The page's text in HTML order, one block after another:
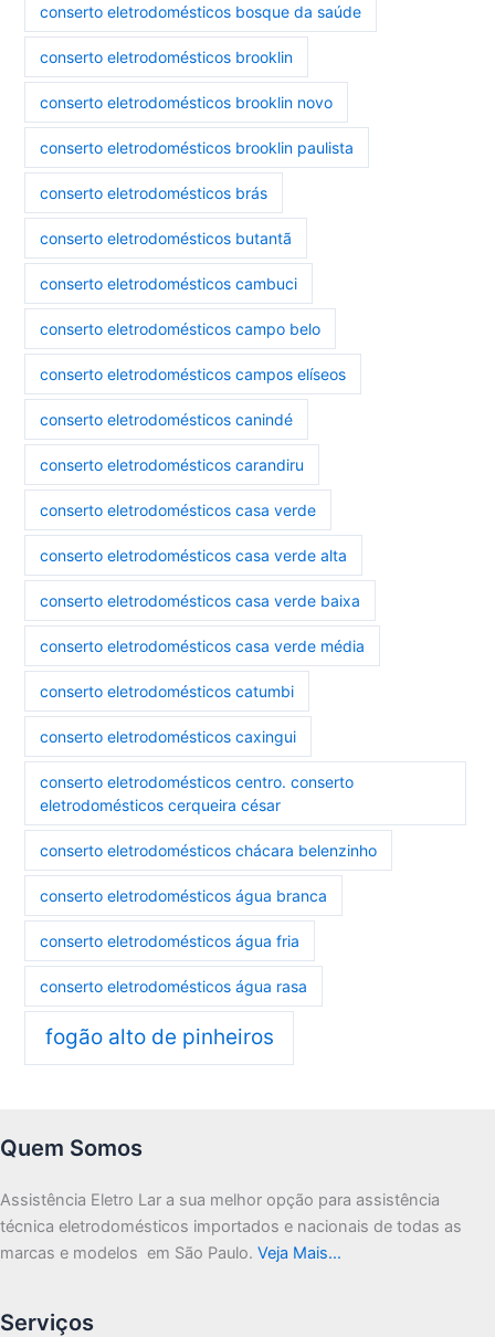
conserto eletrodomésticos bosque da saúde
conserto eletrodomésticos brooklin
conserto eletrodomésticos brooklin novo
conserto eletrodomésticos brooklin paulista
conserto eletrodomésticos brás
conserto eletrodomésticos butantã
conserto eletrodomésticos cambuci
conserto eletrodomésticos campo belo
conserto eletrodomésticos campos elíseos
conserto eletrodomésticos canindé
conserto eletrodomésticos carandiru
conserto eletrodomésticos casa verde
conserto eletrodomésticos casa verde alta
conserto eletrodomésticos casa verde baixa
conserto eletrodomésticos casa verde média
conserto eletrodomésticos catumbi
conserto eletrodomésticos caxingui
conserto eletrodomésticos centro. conserto
eletrodomésticos cerqueira césar
conserto eletrodomésticos chácara belenzinho
conserto eletrodomésticos água branca
conserto eletrodomésticos água fria
conserto eletrodomésticos água rasa
fogão alto de pinheiros
Quem Somos
Assistência Eletro Lar a sua melhor opção para assistência
técnica eletrodomésticos importados e nacionais de todas as
marcas e modelos em São Paulo. Veja Mais…
Serviços